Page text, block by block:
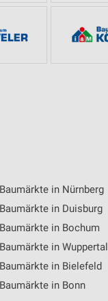
Baumärkte in Nürnberg
Baumärkte in Duisburg
Baumärkte in Bochum
Baumärkte in Wuppertal
Baumärkte in Bielefeld
Baumärkte in Bonn